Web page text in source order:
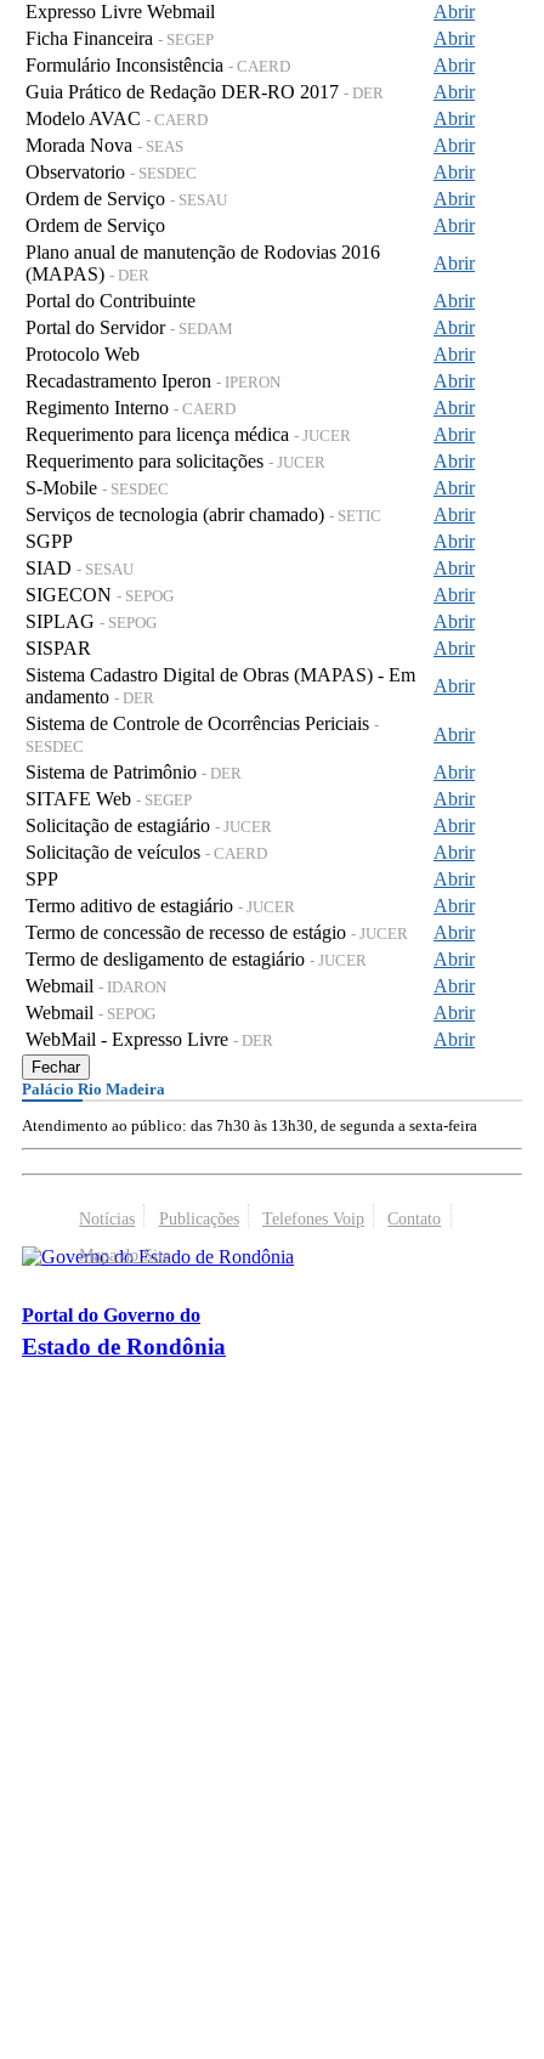
Expresso Livre Webmail
Abrir
Ficha Financeira - SEGEP
Abrir
Formulário Inconsistência - CAERD
Abrir
Guia Prático de Redação DER-RO 2017 - DER
Abrir
Modelo AVAC - CAERD
Abrir
Morada Nova - SEAS
Abrir
Observatorio - SESDEC
Abrir
Ordem de Serviço - SESAU
Abrir
Ordem de Serviço
Abrir
Plano anual de manutenção de Rodovias 2016
(MAPAS) - DER
Abrir
Portal do Contribuinte
Abrir
Portal do Servidor - SEDAM
Abrir
Protocolo Web
Abrir
Recadastramento Iperon - IPERON
Abrir
Regimento Interno - CAERD
Abrir
Requerimento para licença médica - JUCER
Abrir
Requerimento para solicitações - JUCER
Abrir
S-Mobile - SESDEC
Abrir
Serviços de tecnologia (abrir chamado) - SETIC
Abrir
SGPP
Abrir
SIAD - SESAU
Abrir
SIGECON - SEPOG
Abrir
SIPLAG - SEPOG
Abrir
SISPAR
Abrir
Sistema Cadastro Digital de Obras (MAPAS) - Em
andamento - DER
Abrir
Sistema de Controle de Ocorrências Periciais -
SESDEC
Abrir
Sistema de Patrimônio - DER
Abrir
SITAFE Web - SEGEP
Abrir
Solicitação de estagiário - JUCER
Abrir
Solicitação de veículos - CAERD
Abrir
SPP
Abrir
Termo aditivo de estagiário - JUCER
Abrir
Termo de concessão de recesso de estágio - JUCER
Abrir
Termo de desligamento de estagiário - JUCER
Abrir
Webmail - IDARON
Abrir
Webmail - SEPOG
Abrir
WebMail - Expresso Livre - DER Abrir
Fechar
Palácio Rio Madeira
Atendimento ao público: das 7h30 às 13h30, de segunda a sexta-feira
Notícias Publicações Telefones Voip
Contato
Mapa do Site
Portal do Governo do
Estado de Rondônia